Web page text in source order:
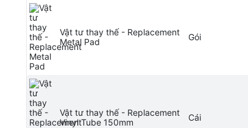
Vật tư thay thế - Replacement
Metal Pad
Gói
Vật tư thay thế - Replacement
Vinyl Tube 150mm
Cái